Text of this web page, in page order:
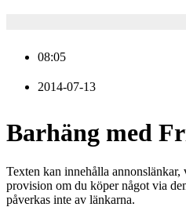
08:05
2014-07-13
Barhäng med
Texten kan innehålla
provision om du köper något via
påverkas inte av länkarna.